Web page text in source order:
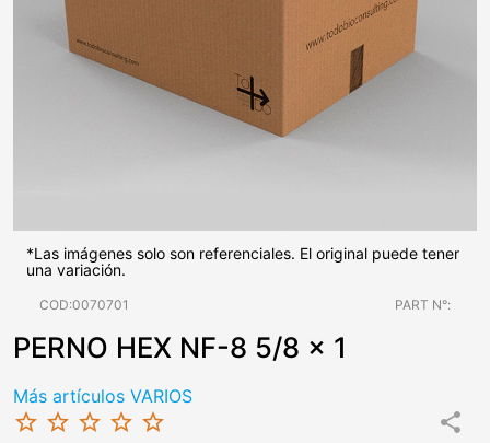
*Las imágenes solo son referenciales. El original puede tener
una variación.
COD:0070701 PART N°:
PERNO HEX NF-8 5/8 x 1
Más artículos VARIOS
star_border star_border star_border star_border star_border share